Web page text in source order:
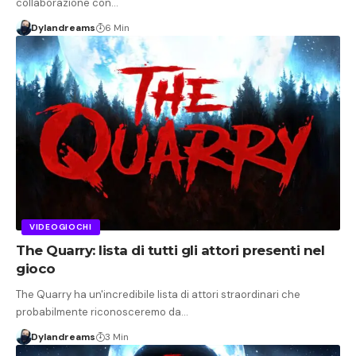
collaborazione con…
Dylandreams 6 Min
VIDEOGIOCHI
The Quarry: lista di tutti gli attori presenti nel
gioco
The Quarry ha un'incredibile lista di attori straordinari che
probabilmente riconosceremo da…
Dylandreams 3 Min